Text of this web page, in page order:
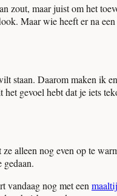
zout, maar juist om het
Maar wie heeft er na
staan. Daarom maken
gevoel hebt dat je iets
alleen nog even op te
vandaag nog met een